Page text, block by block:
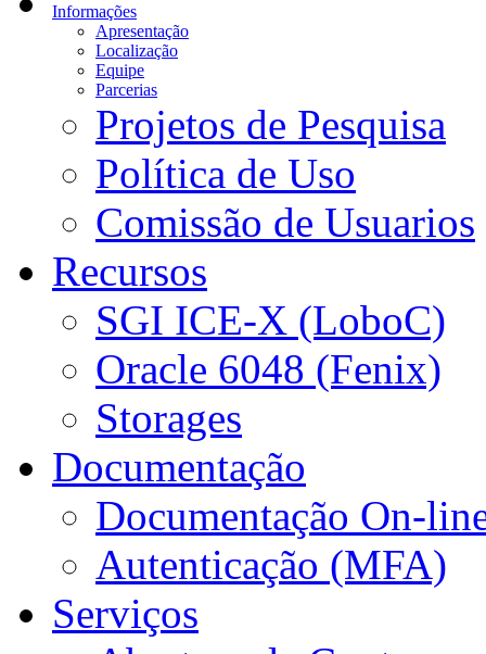
Informações
Apresentação
Localização
Equipe
Parcerias
Projetos de Pesquisa
Política de Uso
Comissão de Usuarios
Recursos
SGI ICE-X (LoboC)
Oracle 6048 (Fenix)
Storages
Documentação
Documentação On-
Autenticação (MFA)
Serviços